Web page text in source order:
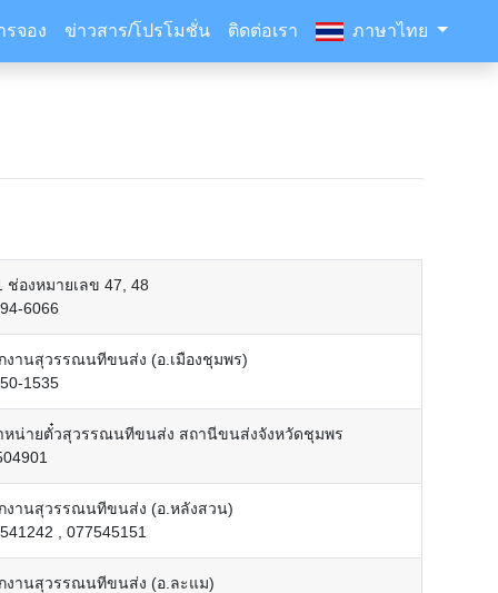
รจอง ข่าวสาร/โปรโมชั่น ติดต่อเรา ภาษาไทย
ช่องหมายเลข 47, 48
6066
งานสุวรรณนทีขนส่ง (อ.เมืองชุมพร)
1535
หน่ายตั๋วสุวรรณนทีขนส่ง สถานีขนส่งจังหวัดชุมพร
งานสุวรรณนทีขนส่ง (อ.หลังสวน)
, 077545151
งานสุวรรณนทีขนส่ง (อ.ละแม)